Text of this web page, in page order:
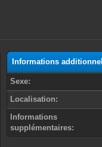
Informations
Sexe:
Localisation:
Informations
supplémentaires: